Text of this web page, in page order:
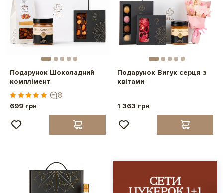
Подарунок Шоколадний
комплімент
8
699 грн
Подарунок Вигук серця з
квітами
1 363 грн